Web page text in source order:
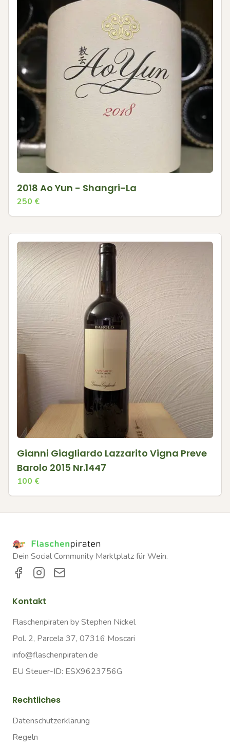
2018 Ao Yun - Shangri-La
250 €
Gianni Giagliardo Lazzarito Vigna Preve
Barolo 2015 Nr.1447
100 €
Dein Social Community Marktplatz für Wein.
Kontakt
Flaschenpiraten by Stephen Nickel
Pol. 2, Parcela 37, 07316 Moscari
info@flaschenpiraten.de
EU Steuer-ID: ESX9623756G
Rechtliches
Datenschutzerklärung
Regeln